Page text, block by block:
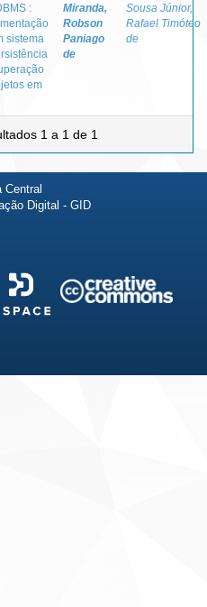
:
sistema
em
Miranda,
Robson
Paniago
de
Sousa Júnior,
Rafael Timóteo
de
1 a 1 de 1
Central
Digital - GID